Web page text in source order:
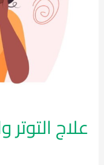
علاج التوتر